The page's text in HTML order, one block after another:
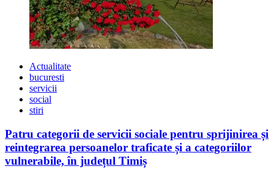
Actualitate
bucuresti
servicii
social
stiri
Patru categorii de servicii sociale pentru sprijinirea și
reintegrarea persoanelor traficate și a categoriilor
vulnerabile, în județul Timiș